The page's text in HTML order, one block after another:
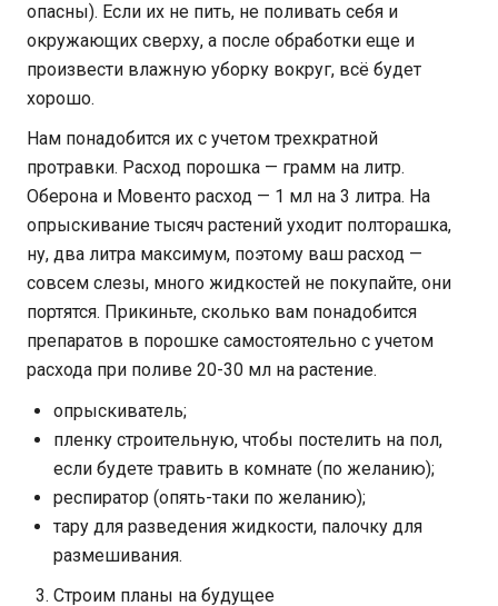
опасны). Если их не пить, не поливать себя и
окружающих сверху, а после обработки еще и
произвести влажную уборку вокруг, всё будет
хорошо.
Нам понадобится их с учетом трехкратной
протравки. Расход порошка — грамм на литр.
Оберона и Мовенто расход — 1 мл на 3 литра. На
опрыскивание тысяч растений уходит полторашка,
ну, два литра максимум, поэтому ваш расход —
совсем слезы, много жидкостей не покупайте, они
портятся. Прикиньте, сколько вам понадобится
препаратов в порошке самостоятельно с учетом
расхода при поливе 20-30 мл на растение.
опрыскиватель;
пленку строительную, чтобы постелить на пол,
если будете травить в комнате (по желанию);
респиратор (опять-таки по желанию);
тару для разведения жидкости, палочку для
размешивания.
Строим планы на будущее